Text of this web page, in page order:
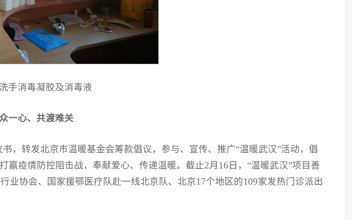
手消毒凝胶及消毒液
一心、共渡难关
，转发北京市温暖基金会筹款倡议，参与、宣传、推广“温暖武汉”活动，倡
疫情防控阻击战，奉献爱心、传递温暖。截止2月16日，“温暖武汉”项目善
业协会、国家援鄂医疗队赴一线北京队、北京17个地区的109家发热门诊派出